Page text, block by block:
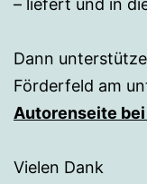
– liefert und in
Dann
Förderfeld am
Autorenseite
Vielen Dank